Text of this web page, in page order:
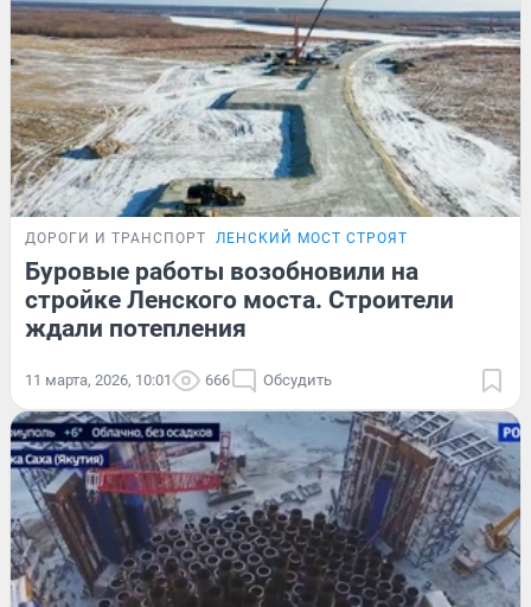
ДОРОГИ И ТРАНСПОРТ ЛЕНСКИЙ МОСТ СТРОЯТ
Буровые работы возобновили на
стройке Ленского моста. Строители
ждали потепления
11 марта, 2026, 10:01 666 Обсудить